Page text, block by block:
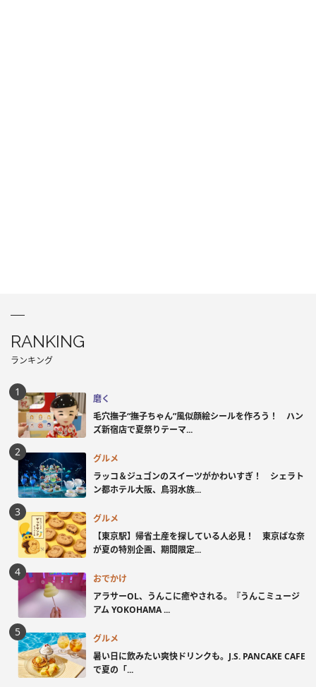
RANKING
ランキング
磨く
毛穴撫子“撫子ちゃん”風似顔絵シールを作ろう！ ハン
ズ新宿店で夏祭りテーマ...
グルメ
ラッコ＆ジュゴンのスイーツがかわいすぎ！ シェラト
ン都ホテル大阪、鳥羽水族...
グルメ
【東京駅】帰省土産を探している人必見！ 東京ばな奈
が夏の特別企画、期間限定...
おでかけ
アラサーOL、うんこに癒やされる。『うんこミュージ
アム YOKOHAMA ...
グルメ
暑い日に飲みたい爽快ドリンクも。J.S. PANCAKE CAFE
で夏の「...